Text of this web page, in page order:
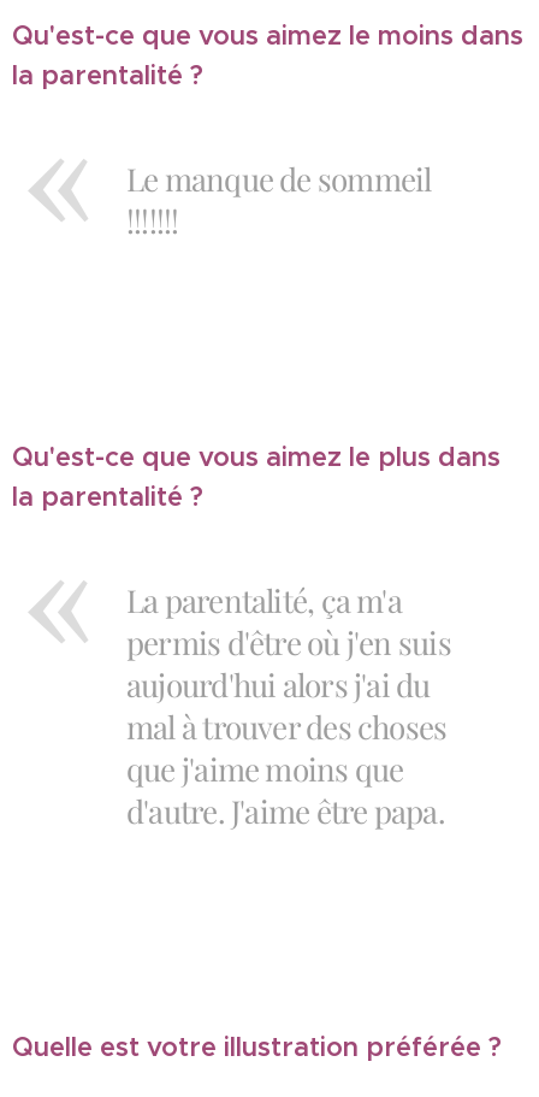
Qu'est-ce que vous aimez le moins dans
la parentalité ?
Le manque de sommeil
!!!!!!!
Qu'est-ce que vous aimez le plus dans
la parentalité ?
La parentalité, ça m'a
permis d'être où j'en suis
aujourd'hui alors j'ai du
mal à trouver des choses
que j'aime moins que
d'autre. J'aime être papa.
Quelle est votre illustration préférée ?